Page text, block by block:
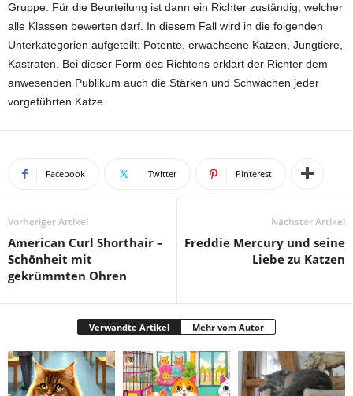
Gruppe. Für die Beurteilung ist dann ein Richter zuständig, welcher
alle Klassen bewerten darf. In diesem Fall wird in die folgenden
Unterkategorien aufgeteilt: Potente, erwachsene Katzen, Jungtiere,
Kastraten. Bei dieser Form des Richtens erklärt der Richter dem
anwesenden Publikum auch die Stärken und Schwächen jeder
vorgeführten Katze.
Facebook Twitter Pinterest
Vorheriger Artikel
American Curl Shorthair –
Schönheit mit
gekrümmten Ohren
Nächster Artikel
Freddie Mercury und seine
Liebe zu Katzen
Verwandte Artikel Mehr vom Autor